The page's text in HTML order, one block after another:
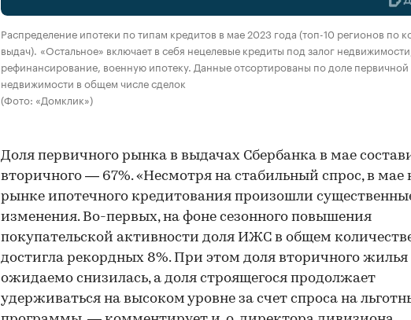
Распределение ипотеки по типам кредитов в мае 2023 года (топ-10 регионов по
выдач). «Остальное» включает в себя нецелевые кредиты под залог недвижимости,
рефинансирование, военную ипотеку. Данные отсортированы по доле первичной
недвижимости в общем числе сделок
(Фото: «Домклик»)
Доля первичного рынка в выдачах Сбербанка в мае
вторичного — 67%. «Несмотря на стабильный спрос, в мае
рынке ипотечного кредитования произошли
изменения. Во-первых, на фоне сезонного повышения
покупательской активности доля ИЖС в общем
достигла рекордных 8%. При этом доля вторичного жилья
ожидаемо снизилась, а доля строящегося продолжает
удерживаться на высоком уровне за счет спроса на